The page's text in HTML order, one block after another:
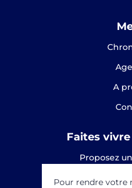
A
Faites
Proposez
Proposez
Pour rendre votre